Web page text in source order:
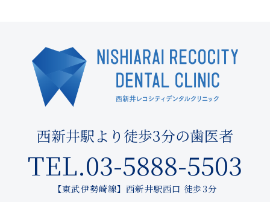
西新井駅より徒歩3分の歯医者
TEL.03-5888-5503
【東武伊勢崎線】西新井駅西口 徒歩3分